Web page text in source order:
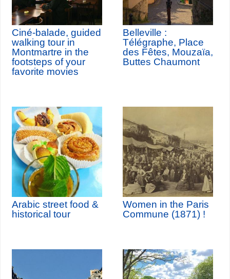
Ciné-balade, guided
walking tour in
Montmartre in the
footsteps of your
favorite movies
Belleville :
Télégraphe, Place
des Fêtes, Mouzaïa,
Buttes Chaumont
Arabic street food &
historical tour
Women in the Paris
Commune (1871) !